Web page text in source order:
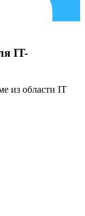
IT-
из области IT